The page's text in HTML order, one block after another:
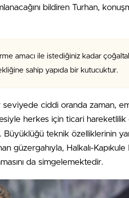
bildiren Turhan,
amacı ile istediğiniz kadar
sahip yapıda bir kutucuktur.
seviyede ciddi oranda zaman,
herkes için ticari hareketlilik
Büyüklüğü teknik özelliklerinin
güzergahıyla, Halkalı-
da simgelemektedir.